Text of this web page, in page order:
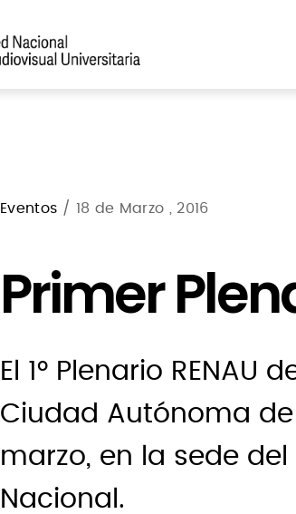
Eventos / 18 de Marzo , 2016
Primer
El 1° Plenario RENAU
Ciudad Autónoma de
marzo, en la sede
Nacional.